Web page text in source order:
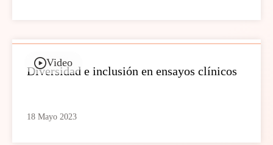
Video
Diversidad e inclusión en ensayos clínicos
18 Mayo 2023